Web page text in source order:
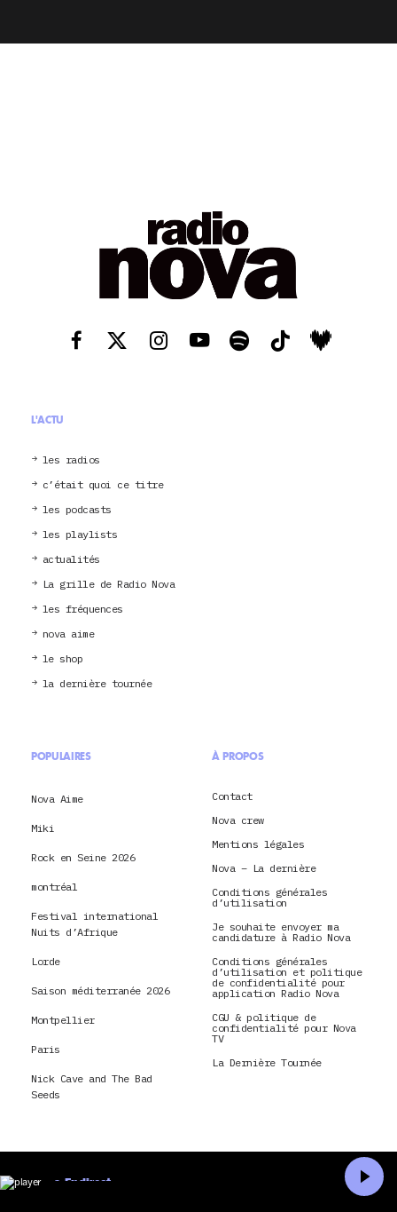
L'ACTU
les radios
c’était quoi ce titre
les podcasts
les playlists
actualités
La grille de Radio Nova
les fréquences
nova aime
le shop
la dernière tournée
POPULAIRES
Nova Aime
Miki
Rock en Seine 2026
montréal
Festival international
Nuits d’Afrique
Lorde
Saison méditerranée 2026
Montpellier
Paris
Nick Cave and The Bad
Seeds
À PROPOS
Contact
Nova crew
Mentions légales
Nova – La dernière
Conditions générales
d’utilisation
Je souhaite envoyer ma
candidature à Radio Nova
Conditions générales
d’utilisation et politique
de confidentialité pour
application Radio Nova
CGU & politique de
confidentialité pour Nova
TV
La Dernière Tournée
En direct